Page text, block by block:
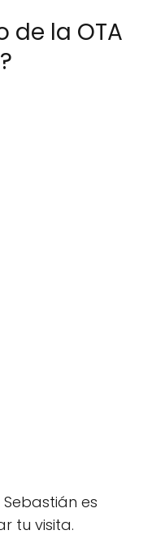
de la OTA
Sebastián es
tu visita.